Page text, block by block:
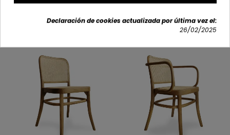
También podría interesarle
Declaración de cookies actualizada por última vez el:
26/02/2025